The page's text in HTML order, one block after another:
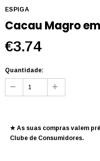
ESPIGA
Cacau Magro
€3.74
Quantidade:
★ As suas compras valem
Clube de Consumidores.